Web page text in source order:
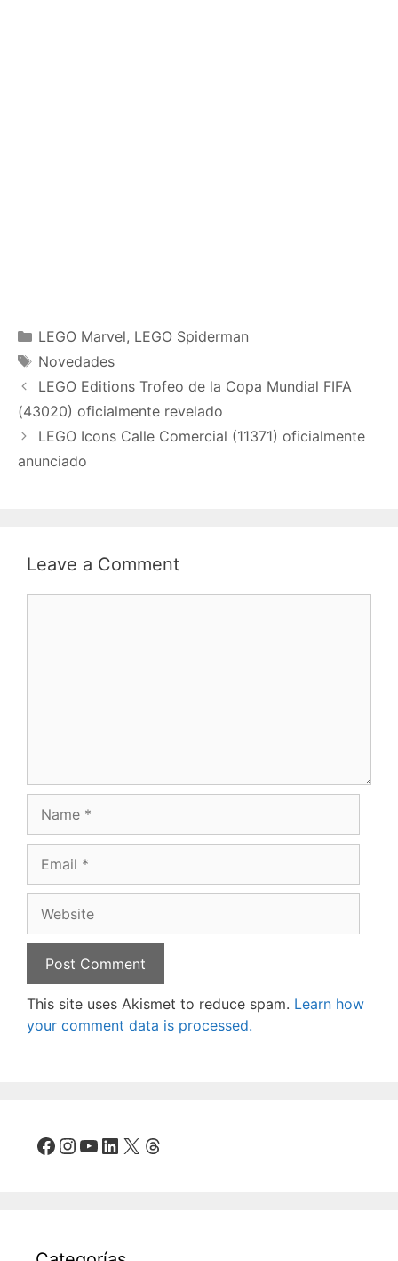
Categories
LEGO Marvel, LEGO Spiderman
Tags
Novedades
LEGO Editions Trofeo de la Copa Mundial FIFA
(43020) oficialmente revelado
LEGO Icons Calle Comercial (11371) oficialmente
anunciado
Leave a Comment
This site uses Akismet to reduce spam. Learn how
your comment data is processed.
Facebook
Instagram
YouTube
LinkedIn
X Threads